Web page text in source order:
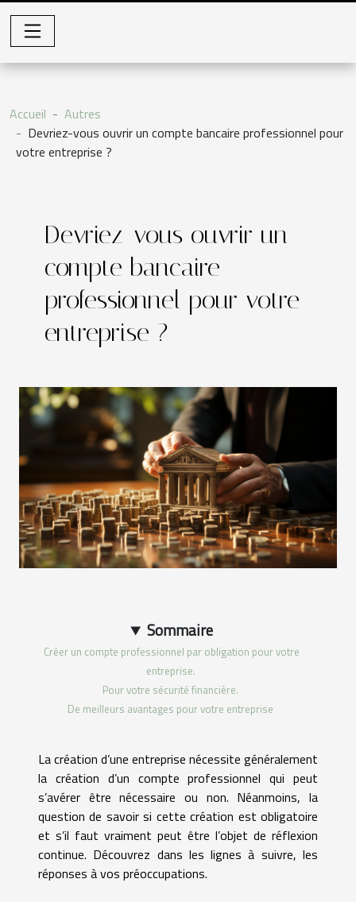
Accueil
Autres
Devriez-vous ouvrir un compte bancaire professionnel pour
votre entreprise ?
Devriez-vous ouvrir un
compte bancaire
professionnel pour votre
entreprise ?
Sommaire
Créer un compte professionnel par obligation pour votre
entreprise.
Pour votre sécurité financière.
De meilleurs avantages pour votre entreprise
La création d’une entreprise nécessite généralement
la création d’un compte professionnel qui peut
s’avérer être nécessaire ou non. Néanmoins, la
question de savoir si cette création est obligatoire
et s’il faut vraiment peut être l’objet de réflexion
continue. Découvrez dans les lignes à suivre, les
réponses à vos préoccupations.